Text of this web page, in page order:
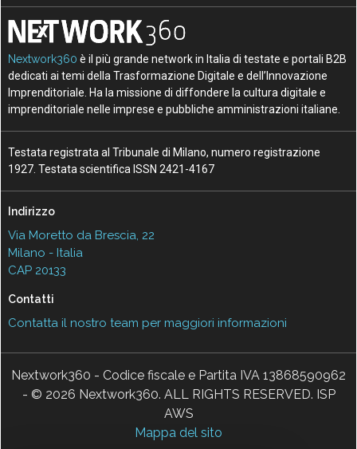
Nextwork360 è il più grande network in Italia di testate e portali B2B
dedicati ai temi della Trasformazione Digitale e dell’Innovazione
Imprenditoriale. Ha la missione di diffondere la cultura digitale e
imprenditoriale nelle imprese e pubbliche amministrazioni italiane.
Testata registrata al Tribunale di Milano, numero registrazione
1927. Testata scientifica ISSN 2421-4167
Indirizzo
Via Moretto da Brescia, 22
Milano - Italia
CAP 20133
Contatti
Contatta il nostro team per maggiori informazioni
Nextwork360 - Codice fiscale e Partita IVA 13868590962
- © 2026 Nextwork360. ALL RIGHTS RESERVED. ISP
AWS
Mappa del sito